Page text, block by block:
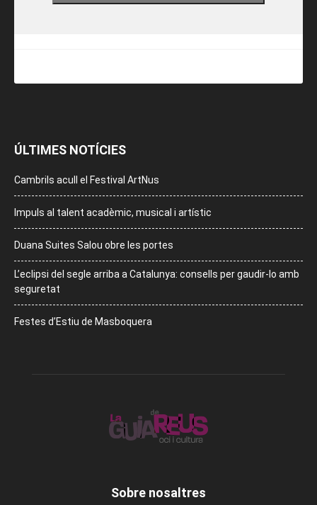
ÚLTIMES NOTÍCIES
Cambrils acull el Festival ArtNus
Impuls al talent acadèmic, musical i artístic
Duana Suites Salou obre les portes
L’eclipsi del segle arriba a Catalunya: consells per gaudir-lo amb
seguretat
Festes d’Estiu de Masboquera
Sobre nosaltres